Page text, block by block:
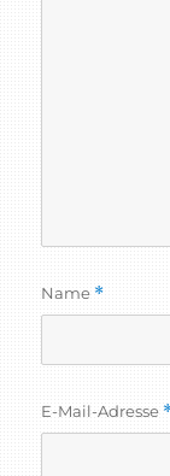
Name *
E-Mail-Adresse